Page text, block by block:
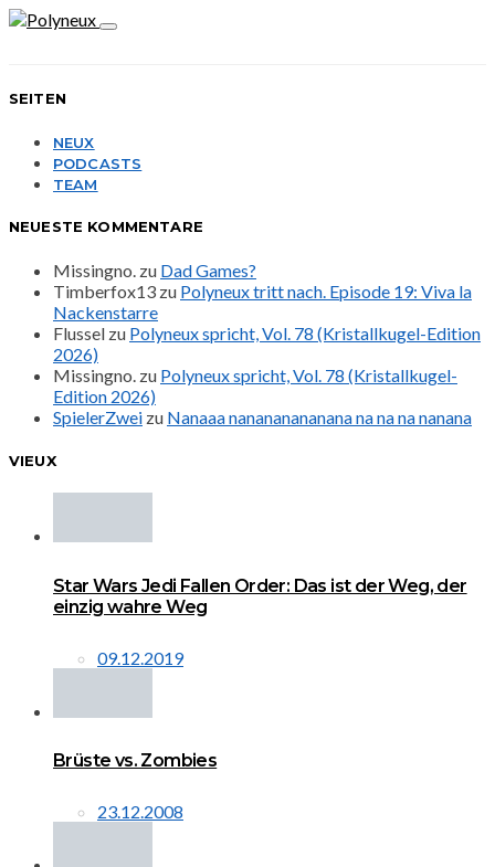
SEITEN
NEUX
PODCASTS
TEAM
NEUESTE KOMMENTARE
Missingno. zu Dad Games?
Timberfox13 zu Polyneux tritt nach. Episode 19: Viva la
Nackenstarre
Flussel zu Polyneux spricht, Vol. 78 (Kristallkugel-Edition
2026)
Missingno. zu Polyneux spricht, Vol. 78 (Kristallkugel-
Edition 2026)
SpielerZwei zu Nanaaa nanananananana na na na nanana
VIEUX
Star Wars Jedi Fallen Order: Das ist der Weg, der
einzig wahre Weg
09.12.2019
Brüste vs. Zombies
23.12.2008